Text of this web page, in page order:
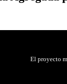
El proyecto